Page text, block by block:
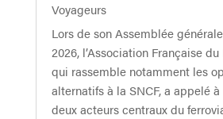
Voyageurs
Lors de son Assemblée
2026, l’Association Française
qui rassemble notamment les
alternatifs à la SNCF, a appelé
deux acteurs centraux du